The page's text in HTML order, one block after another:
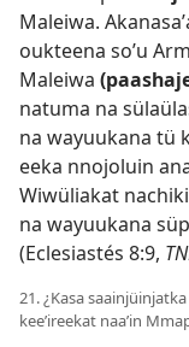
Maleiwa.
oukteena soʼu
Maleiwa
natuma na
na wayuukana tü
eeka nnojoluin
Wiwüliakat
na wayuukana
(Eclesiastés 8:9,
21. ¿Kasa
keeʼireekat naaʼin